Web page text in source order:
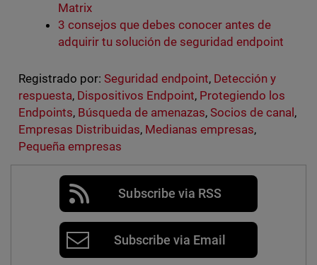
Matrix
3 consejos que debes conocer antes de
adquirir tu solución de seguridad endpoint
Registrado por: Seguridad endpoint, Detección y
respuesta, Dispositivos Endpoint, Protegiendo los
Endpoints, Búsqueda de amenazas,Socios de canal ,
Empresas Distribuidas, Medianas empresas,
Pequeña empresas
Subscribe via RSS
Subscribe via Email